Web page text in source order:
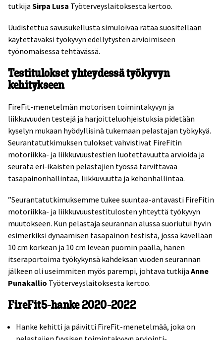
tutkija Sirpa Lusa Työterveyslaitoksesta kertoo.
Uudistettua savusukellusta simuloivaa rataa suositellaan
käytettäväksi työkyvyn edellytysten arvioimiseen
työnomaisessa tehtävässä.
Testitulokset yhteydessä työkyvyn
kehitykseen
FireFit-menetelmän motorisen toimintakyvyn ja
liikkuvuuden testejä ja harjoitteluohjeistuksia pidetään
kyselyn mukaan hyödyllisinä tukemaan pelastajan työkykyä.
Seurantatutkimuksen tulokset vahvistivat FireFitin
motoriikka- ja liikkuvuustestien luotettavuutta arvioida ja
seurata eri-ikäisten pelastajien työssä tarvittavaa
tasapainonhallintaa, liikkuvuutta ja kehonhallintaa.
”Seurantatutkimuksemme tukee suuntaa-antavasti FireFitin
motoriikka- ja liikkuvuustestitulosten yhteyttä työkyvyn
muutokseen. Kun pelastaja seurannan alussa suoriutui hyvin
esimerkiksi dynaamisen tasapainon testistä, jossa kävellään
10 cm korkean ja 10 cm leveän puomin päällä, hänen
itseraportoima työkykynsä kahdeksan vuoden seurannan
jälkeen oli useimmiten myös parempi, johtava tutkija Anne
Punakallio Työterveyslaitoksesta kertoo.
FireFit5-hanke 2020-2022
Hanke kehitti ja päivitti FireFit-menetelmää, joka on